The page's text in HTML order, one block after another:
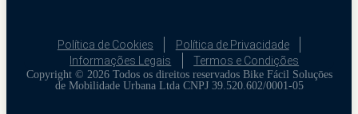
Política de Cookies
Política de Privacidade
Informações Legais
Termos e Condições
Copyright © 2026 Todos os direitos reservados Bike Fácil Soluçōes
de Mobilidade Urbana Ltda CNPJ 39.520.602/0001-05